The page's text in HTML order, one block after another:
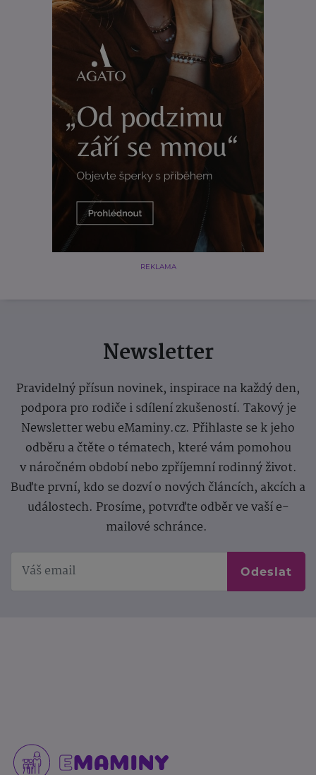
REKLAMA
Newsletter
Pravidelný přísun novinek, inspirace na každý den,
podpora pro rodiče i sdílení zkušeností. Takový je
Newsletter webu eMaminy.cz. Přihlaste se k jeho
odběru a čtěte o tématech, které vám pomohou
v náročném období nebo zpříjemní rodinný život.
Buďte první, kdo se dozví o nových článcích, akcích a
událostech. Prosíme, potvrďte odběr ve vaší e-
mailové schránce.
Odeslat